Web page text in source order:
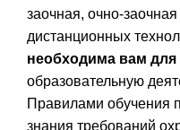
заочная, очно-
дистанционных
необходима вам для
образовательную
Правилами обучения
знания требований